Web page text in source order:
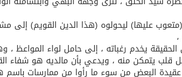
(متعوب عليها) ليحولوه (هذا الدين القويم)
يخدم رغباته ، إلى حامل لواء المواعظ
يتمكن منه ، ويدعي بأن مالديه هو شفاء
عقيدة البعض من سوء ما رأوا من ممارسات باسم